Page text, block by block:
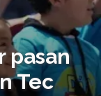
pasan
Tec